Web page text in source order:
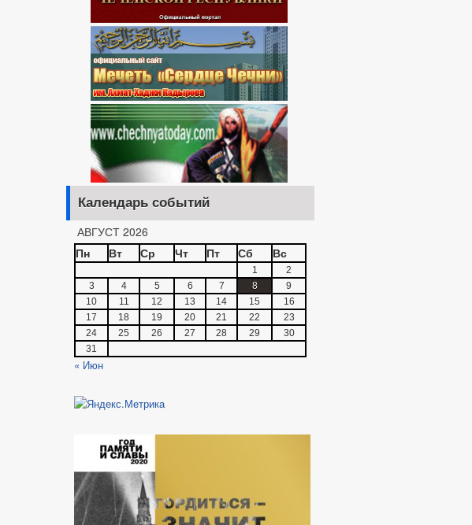
Календарь событий
АВГУСТ 2026
Пн
Вт Ср Чт Пт Сб Вс
1
2
3
4 5 6 7 8
9
10
11 12 13 14 15
16
17
18 19 20 21 22
23
24
25 26 27 28 29
30
31
« Июн